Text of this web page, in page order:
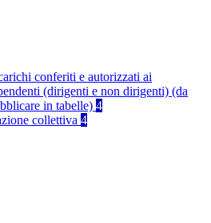
conferiti e autorizzati ai
(dirigenti e non dirigenti) (da
in tabelle) 4
collettiva 4